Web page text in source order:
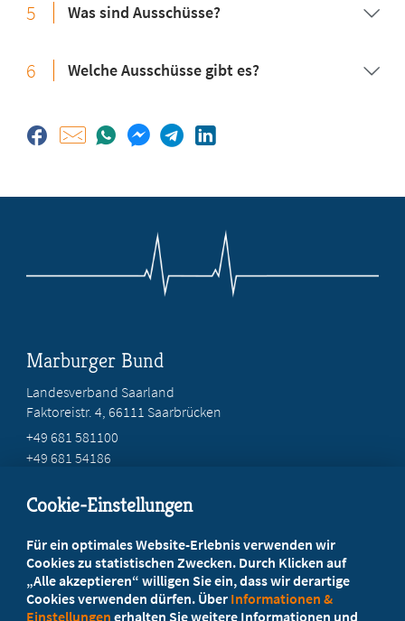
5 Was sind Ausschüsse?
6 Welche Ausschüsse gibt es?
Marburger Bund
Landesverband Saarland
Faktoreistr. 4, 66111 Saarbrücken
+49 681 581100
+49 681 54186
Ihr Landesverband berät Sie!
Ansprechpartner
Cookie-Einstellungen
Für ein optimales Website-Erlebnis verwenden wir
Cookies zu statistischen Zwecken. Durch Klicken auf
„Alle akzeptieren“ willigen Sie ein, dass wir derartige
Cookies verwenden dürfen. Über Informationen &
Einstellungen erhalten Sie weitere Informationen und